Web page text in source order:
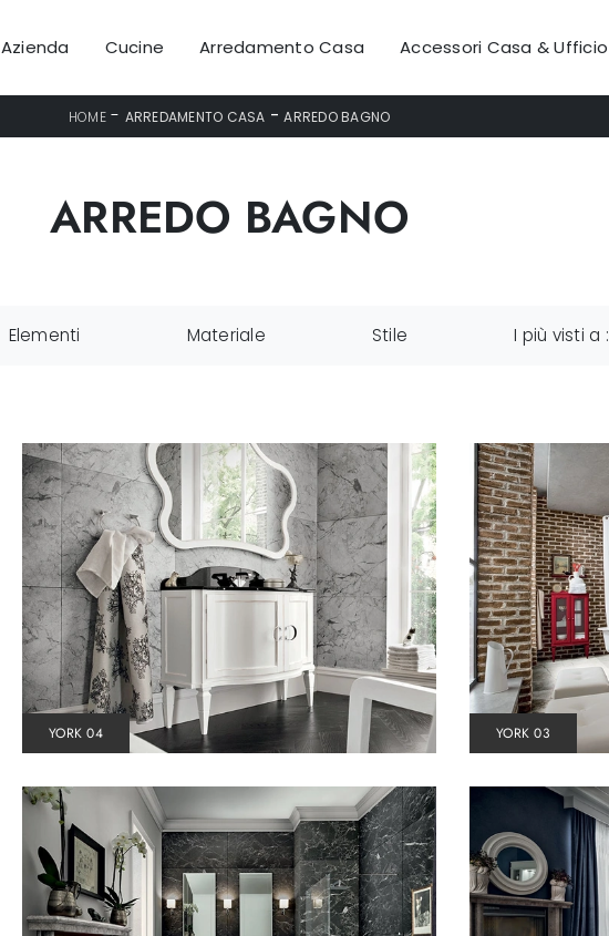
Azienda Cucine Arredamento Casa Accessori Casa & Ufficio
HOME- ARREDAMENTO CASA -ARREDO BAGNO
ARREDO BAGNO
Elementi Materiale Stile I più visti a :
YORK 04 YORK 03